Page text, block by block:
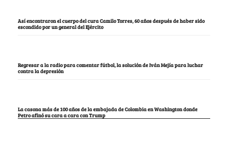
Así encontraron el cuerpo del cura Camilo Torres, 60 años después de haber sido
escondido por un general del Ejército
Regresar a la radio para comentar fútbol, la solución de Iván Mejía para luchar
contra la depresión
La casona más de 100 años de la embajada de Colombia en Washington donde
Petro afinó su cara a cara con Trump